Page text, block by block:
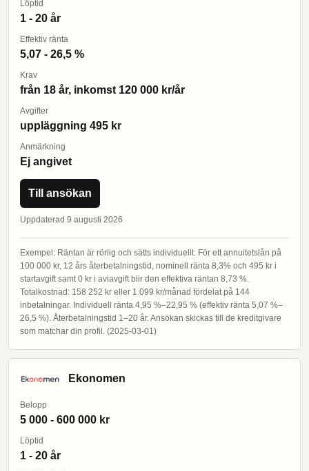
Löptid
1 - 20 år
Effektiv ränta
5,07 - 26,5 %
Krav
från 18 år, inkomst 120 000 kr/år
Avgifter
uppläggning 495 kr
Anmärkning
Ej angivet
Till ansökan
Uppdaterad 9 augusti 2026
Exempel: Räntan är rörlig och sätts individuellt. För ett annuitetslån på
100 000 kr, 12 års återbetalningstid, nominell ränta 8,3% och 495 kr i
startavgift samt 0 kr i aviavgift blir den effektiva räntan 8,73 %.
Totalkostnad: 158 252 kr eller 1 099 kr/månad fördelat på 144
inbetalningar. Individuell ränta 4,95 %–22,95 % (effektiv ränta 5,07 %–
26,5 %). Återbetalningstid 1–20 år. Ansökan skickas till de kreditgivare
som matchar din profil. (2025-03-01)
Ekonomen
Belopp
5 000 - 600 000 kr
Löptid
1 - 20 år